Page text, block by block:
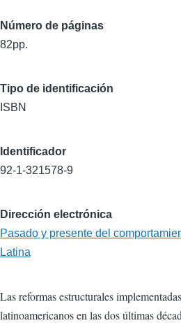
Número de páginas
82pp.
Tipo de identificación
ISBN
Identificador
92-1-321578-9
Dirección electrónica
Pasado y presente del
Latina
Las reformas estructurales
latinoamericanos en las dos últimas